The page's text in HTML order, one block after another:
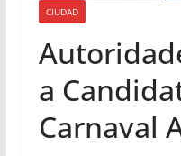
CIUDAD
a
Carnaval